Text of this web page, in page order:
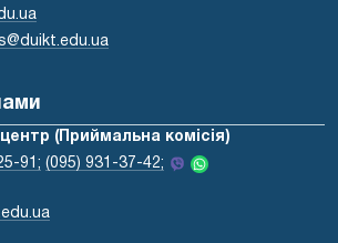
(Приймальна комісія)
91; (095) 931-37-42;